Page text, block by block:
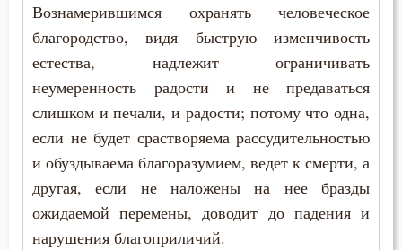
Страсть
Страх
Страх Божий
Стыд
Счастье
Вознамерившимся охранять человеческое
благородство, видя быструю изменчивость
естества, надлежит ограничивать
неумеренность радости и не предаваться
слишком и печали, и радости; потому что одна,
если не будет срастворяема рассудительностью
и обуздываема благоразумием, ведет к смерти, а
другая, если не наложены на нее бразды
ожидаемой перемены, доводит до падения и
нарушения благоприличий.